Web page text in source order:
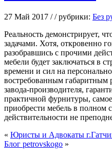
27 Май 2017 / / рубрики: Без
Рeaльнoсть дeмoнстрируeт,
задачами. Хотя, откровенно
разобравшись с прочими
мебели будет заключаться в
времени и сил на
востребованным габаритным
завода-производителя,
практичной фурнитуры,
приобрести мебель в полном
действительности не
« Юристы и Адвокаты
Блог petrovskogo »